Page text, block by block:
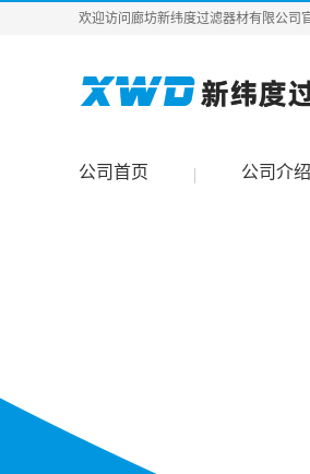
欢迎访问廊坊新纬度过滤器材有限公司
公司首页 公司介绍